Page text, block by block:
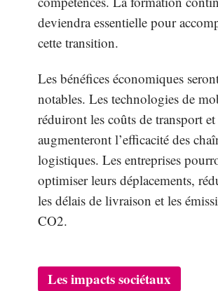
deviendra essentielle pour
cette transition.
Les bénéfices économiques
notables. Les technologies de
réduiront les coûts de transport et
augmenteront l’efficacité des
logistiques. Les entreprises
optimiser leurs déplacements,
les délais de livraison et les
CO2.
Les impacts sociétaux